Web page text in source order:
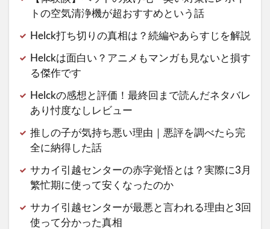
トの空気清浄機が超おすすめという話
Helck打ち切りの真相は？続編やあらすじを解説
Helckは面白い？アニメもマンガも見ないと損す
る傑作です
Helckの感想と評価！最終回まで読んだネタバレ
あり忖度なしレビュー
推しの子が気持ち悪い理由｜悪評を調べたら完
全に納得した話
サカイ引越センターの赤字覚悟とは？実際に3月
繁忙期に使って安くなったのか
サカイ引越センターが最悪と言われる理由と3回
使って分かった真相